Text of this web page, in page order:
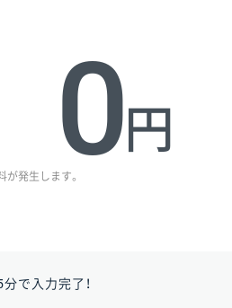
0円
発生します。
で入力完了！